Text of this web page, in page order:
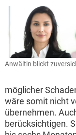
Anwältin blickt
möglicher
wäre somit nicht
übernehmen.
berücksichtigen.